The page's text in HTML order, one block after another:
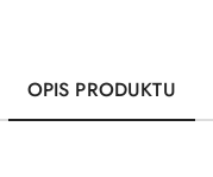
OPIS PRODUKTU